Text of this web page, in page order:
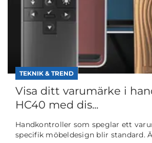
TEKNIK & TREND
Visa ditt varumärke i
HC40 med dis...
Handkontroller som speglar ett
specifik möbeldesign blir standard.